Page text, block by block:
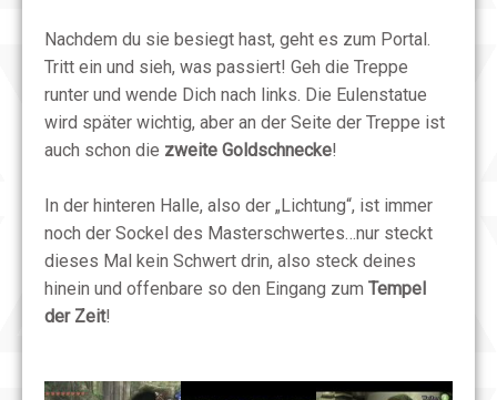
Nachdem du sie besiegt hast, geht es zum Portal.
Tritt ein und sieh, was passiert! Geh die Treppe
runter und wende Dich nach links. Die Eulenstatue
wird später wichtig, aber an der Seite der Treppe ist
auch schon die zweite Goldschnecke!
In der hinteren Halle, also der „Lichtung“, ist immer
noch der Sockel des Masterschwertes…nur steckt
dieses Mal kein Schwert drin, also steck deines
hinein und offenbare so den Eingang zum Tempel
der Zeit!